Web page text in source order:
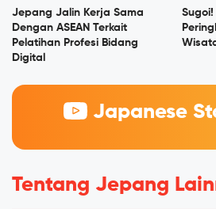
Jepang Jalin Kerja Sama
Dengan ASEAN Terkait
Pelatihan Profesi Bidang
Digital
Japanese
Tentang Jepang